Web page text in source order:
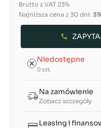
Brutto z VAT 23%
Najniższa cena z 30 dni:
Niedostępne
0 szt.
Na zamówienie
Zobacz szczegóły
Leasing i